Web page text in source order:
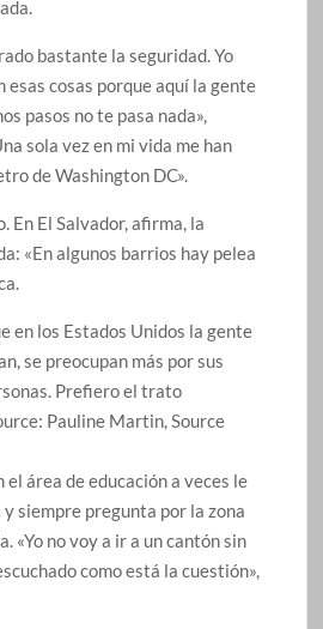
bastante la seguridad. Yo
esas cosas porque aquí la gente
pasos no te pasa nada»,
sola vez en mi vida me han
de Washington DC».
En El Salvador, afirma, la
«En algunos barrios hay pelea
área de educación a veces le
siempre pregunta por la zona
«Yo no voy a ir a un cantón sin
como está la cuestión»,